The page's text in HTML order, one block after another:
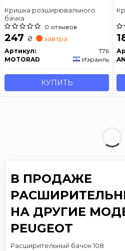
Кришка розширювального
бачка
0 отзывов
247 ₴ завтра
Артикул:
T76
MOTORAD
Израиль
КУПИТЬ
В ПРОДАЖЕ
НА ДРУГИЕ
PEUGEOT
Расширительный бачок 108